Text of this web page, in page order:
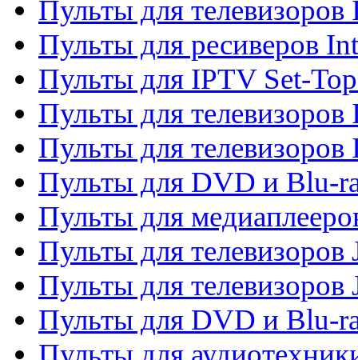
Пульты для
Пульты для ресиверов
Пульты для IPTV Set-
Пульты для телевизоров
Пульты для телевизоров
Пульты для DVD и Blu-
Пульты для
Пульты для телевизоров
Пульты для телевизоров
Пульты для DVD и Blu-